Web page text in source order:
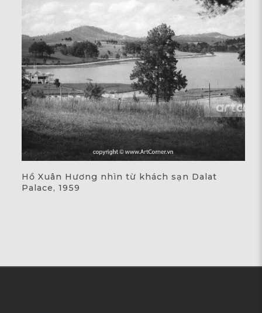
Hồ Xuân Hương nhìn từ khách sạn Dalat
Palace, 1959